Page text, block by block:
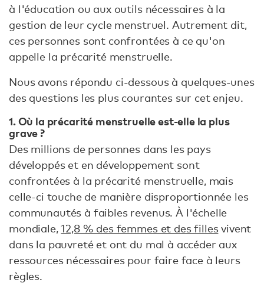
à l'éducation ou aux outils nécessaires à la
gestion de leur cycle menstruel. Autrement dit,
ces personnes sont confrontées à ce qu'on
appelle la précarité menstruelle.
Nous avons répondu ci-dessous à quelques-unes
des questions les plus courantes sur cet enjeu.
1. Où la précarité menstruelle est-elle la plus
grave ?
Des millions de personnes dans les pays
développés et en développement sont
confrontées à la précarité menstruelle, mais
celle-ci touche de manière disproportionnée les
communautés à faibles revenus. À l'échelle
mondiale,12,8 % des femmes et des fillesvivent
dans la pauvreté et ont du mal à accéder aux
ressources nécessaires pour faire face à leurs
règles.